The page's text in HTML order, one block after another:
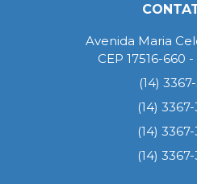
Avenida Maria
CEP 17516-660
(14)
(14)
(14)
(14)